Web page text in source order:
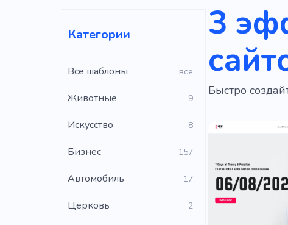
Категории
Все шаблоны все
Животные 9
Искусство 8
Бизнес 157
Автомобиль 17
Церковь 2
3
Быстро